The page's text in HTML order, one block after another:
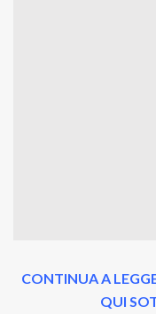
CONTINUA A
QUI